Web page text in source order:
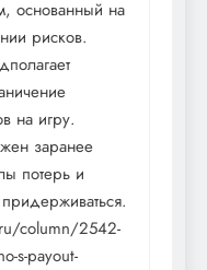
основанный на
рисков.
на игру.
заранее
потерь и
column/2542-
s-payout-